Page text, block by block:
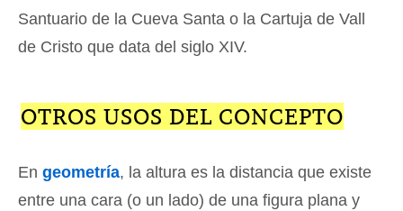
Santuario de la Cueva Santa o la Cartuja de Vall
de Cristo que data del siglo XIV.
OTROS USOS DEL CONCEPTO
En geometría, la altura es la distancia que existe
entre una cara (o un lado) de una figura plana y